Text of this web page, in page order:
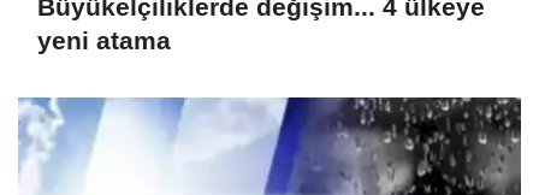
Büyükelçiliklerde değişim... 4 ülkeye
yeni atama